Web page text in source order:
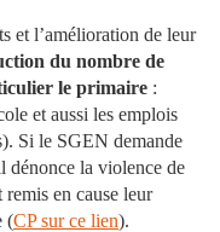
et l’amélioration de leur
du nombre de
le primaire :
et aussi les emplois
Si le SGEN demande
dénonce la violence de
en cause leur
(CP sur ce lien).